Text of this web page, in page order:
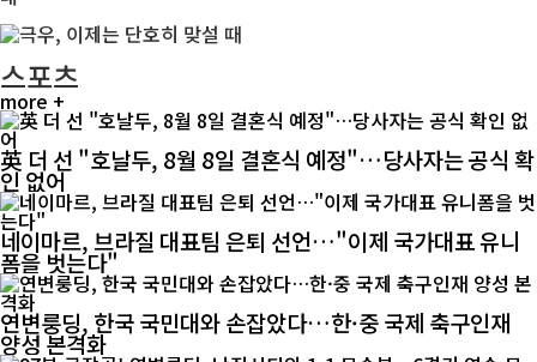
스포츠
more +
英 더 선 "호날두, 8월 8일 결혼식 예정"…당사자는 공식 확
인 없어
네이마르, 브라질 대표팀 은퇴 선언…"이제 국가대표 유니
폼을 벗는다"
연변룽딩, 한국 국민대와 손잡았다…한·중 국제 축구인재
양성 본격화